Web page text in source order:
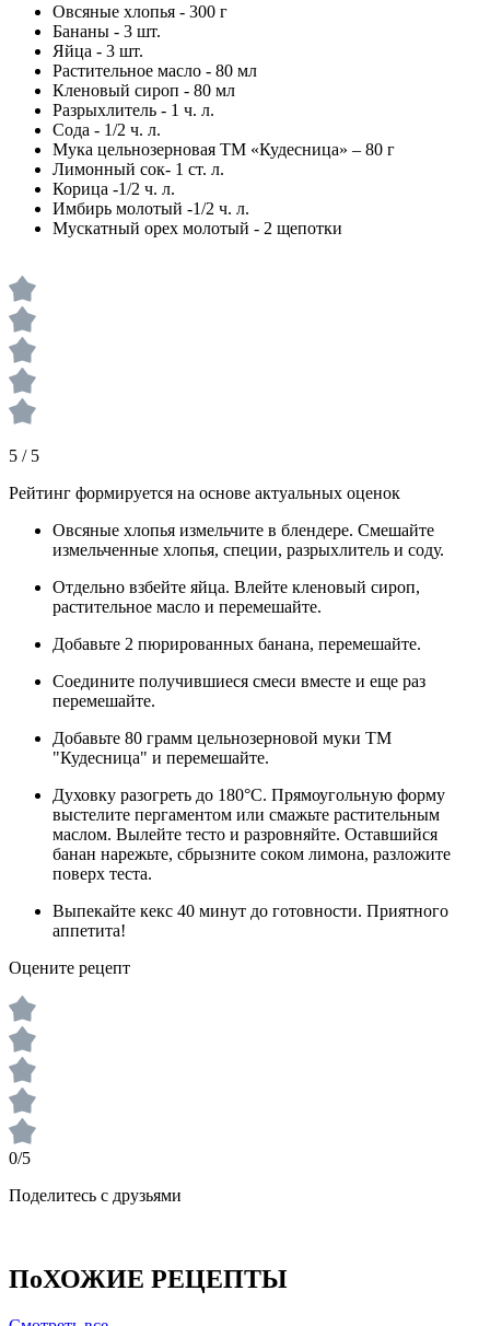
Овсяные хлопья - 300 г
Бананы - 3 шт.
Яйца - 3 шт.
Растительное масло - 80 мл
Кленовый сироп - 80 мл
Разрыхлитель - 1 ч. л.
Сода - 1/2 ч. л.
Мука цельнозерновая ТМ «Кудесница» – 80 г
Лимонный сок- 1 ст. л.
Корица -1/2 ч. л.
Имбирь молотый -1/2 ч. л.
Мускатный орех молотый - 2 щепотки
5 / 5
Рейтинг формируется на основе актуальных оценок
Овсяные хлопья измельчите в блендере. Смешайте
измельченные хлопья, специи, разрыхлитель и соду.
Отдельно взбейте яйца. Влейте кленовый сироп,
растительное масло и перемешайте.
Добавьте 2 пюрированных банана, перемешайте.
Соедините получившиеся смеси вместе и еще раз
перемешайте.
Добавьте 80 грамм цельнозерновой муки ТМ
"Кудесница" и перемешайте.
Духовку разогреть до 180°C. Прямоугольную форму
выстелите пергаментом или смажьте растительным
маслом. Вылейте тесто и разровняйте. Оставшийся
банан нарежьте, сбрызните соком лимона, разложите
поверх теста.
Выпекайте кекс 40 минут до готовности. Приятного
аппетита!
Оцените рецепт
0/5
Поделитесь с друзьями
ПоХОЖИЕ РЕЦЕПТЫ